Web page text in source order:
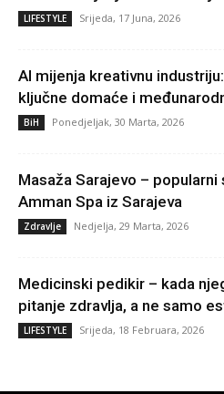
LIFESTYLE Srijeda, 17 Juna, 2026
AI mijenja kreativnu
ključne domaće i
BiH Ponedjeljak, 30 Marta, 2026
Masaža Sarajevo –
Amman Spa iz Sarajeva
Zdravlje Nedjelja, 29 Marta, 2026
Medicinski pedikir – kada
pitanje zdravlja, a ne samo
LIFESTYLE Srijeda, 18 Februara, 2026